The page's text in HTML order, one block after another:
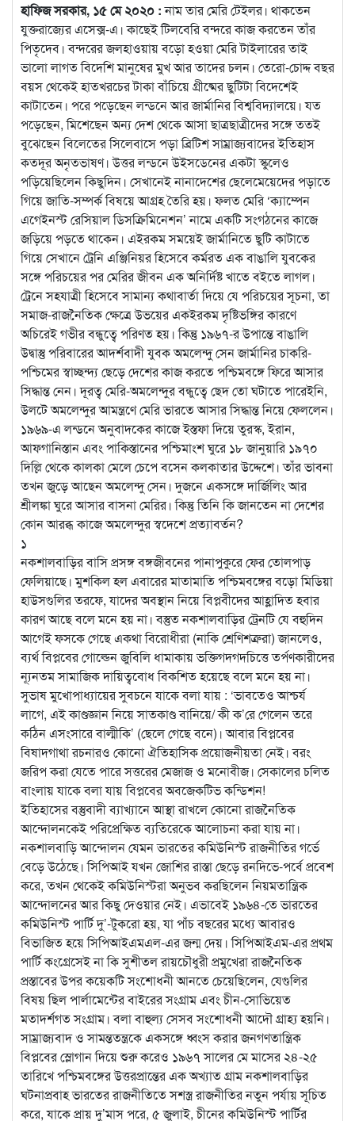
হাফিজ সরকার, ১৫ মে ২০২০ :নাম তার মেরি টেইলর। থাকতেন
যুক্তরাজ্যের এসেক্স-এ। কাছেই টিলবেরি বন্দরে কাজ করতেন তাঁর
পিতৃদেব। বন্দরের জলহাওয়ায় বড়ো হওয়া মেরি টাইলারের তাই
ভালো লাগতবিদেশি মানুষের মুখ আর তাদের চলন। তেরো-চোদ্দ বছর
বয়স থেকেই হাতখরচের টাকা বাঁচিয়ে গ্রীষ্মের ছুটিটা বিদেশেই
কাটাতেন। পরে পড়েছেন লন্ডনে আর জার্মানির বিশ্ববিদ্যালয়ে। যত
পড়েছেন, মিশেছেন অন্য দেশ থেকে আসা ছাত্রছাত্রীদের সঙ্গে ততই
বুঝেছেন বিলেতের সিলেবাসে পড়া ব্রিটিশ সাম্রাজ্যবাদের ইতিহাস
কতদূর অনৃতভাষণ। উত্তর লন্ডনে উইসডেনের একটা স্কুলেও
পড়িয়েছিলেন কিছুদিন। সেখানেই নানাদেশের ছেলেমেয়েদের পড়াতে
গিয়ে জাতি-সম্পর্ক বিষয়ে আগ্রহ তৈরি হয়। ফলত মেরি ‘ক্যাম্পেন
এগেইনস্ট রেসিয়াল ডিসক্রিমিনেশন’ নামে একটি সংগঠনের কাজে
জড়িয়ে পড়তে থাকেন। এইরকম সময়েই জার্মানিতে ছুটি কাটাতে
গিয়ে সেখানে ট্রেনি এঞ্জিনিয়র হিসেবে কর্মরত এক বাঙালি যুবকের
সঙ্গে পরিচয়ের পর মেরির জীবন এক অনির্দিষ্ট খাতে বইতে লাগল।
ট্রেনে সহযাত্রী হিসেবে সামান্য কথাবার্তা দিয়ে যে পরিচয়ের সূচনা, তা
সমাজ-রাজনৈতিক ক্ষেত্রে উভয়ের একইরকম দৃষ্টিভঙ্গির কারণে
অচিরেই গভীর বন্ধুত্বে পরিণত হয়। কিন্তু ১৯৬৭-র উপান্তে বাঙালি
উদ্বাস্তু পরিবারের আদর্শবাদী যুবক অমলেন্দু সেন জার্মানির চাকরি-
পশ্চিমের স্বাচ্ছন্দ্য ছেড়ে দেশের কাজ করতে পশ্চিমবঙ্গে ফিরে আসার
সিদ্ধান্ত নেন। দূরত্ব মেরি-অমলেন্দুর বন্ধুত্বে ছেদ তো ঘটাতে পারেইনি,
উলটে অমলেন্দুর আমন্ত্রণে মেরি ভারতে আসার সিদ্ধান্ত নিয়ে ফেললেন।
১৯৬৯-এ লন্ডনে অনুবাদকের কাজে ইস্তফা দিয়ে তুরস্ক, ইরান,
আফগানিস্তান এবং পাকিস্তানের পশ্চিমাংশ ঘুরে ১৮ জানুয়ারি ১৯৭০
দিল্লি থেকে কালকা মেলে চেপে বসেন কলকাতার উদ্দেশে। তাঁর ভাবনা
তখন জুড়ে আছেন অমলেন্দু সেন। দুজনে একসঙ্গে দার্জিলিং আর
শ্রীলঙ্কা ঘুরে আসার বাসনা মেরির। কিন্তু তিনি কি জানতেন না দেশের
কোন আরব্ধ কাজে অমলেন্দুর স্বদেশে প্রত্যাবর্তন?
১
নকশালবাড়ির বাসি প্রসঙ্গ বঙ্গজীবনের পানাপুকুরে ফের তোলপাড়
ফেলিয়াছে। মুশকিল হল এবারের মাতামাতি পশ্চিমবঙ্গের বড়ো মিডিয়া
হাউসগুলির তরফে, যাদের অবস্থান নিয়ে বিপ্লবীদের আহ্লাদিত হবার
কারণ আছে বলে মনে হয় না। বস্তুত নকশালবাড়ির ট্রেনটি যে বহুদিন
আগেই ফসকে গেছে একথা বিরোধীরা (নাকি শ্রেণিশত্রুরা) জানলেও,
ব্যর্থ বিপ্লবের গোল্ডেন জুবিলি ধামাকায় ভক্তিগদগদচিত্তে তর্পণকারীদের
ন্যূনতম সামাজিক দায়িত্ববোধ বিকশিত হয়েছে বলে মনে হয় না।
সুভাষ মুখোপাধ্যায়ের সুবচনে যাকে বলা যায় : ‘ভাবতেও আশ্চর্য
লাগে, এই কাণ্ডজ্ঞান নিয়ে সাতকাণ্ড বানিয়ে/ কী ক’রে গেলেন তরে
কঠিন এসংসারে বাল্মীকি’ (ছেলে গেছে বনে)। আবার বিপ্লবের
বিষাদগাথা রচনারও কোনো ঐতিহাসিক প্রয়োজনীয়তা নেই। বরং
জরিপ করা যেতে পারে সত্তরের মেজাজ ও মনোবীজ। সেকালের চলিত
বাংলায় যাকে বলা যায় বিপ্লবের অবজেকটিভ কন্ডিশন!
ইতিহাসের বস্তুবাদী ব্যাখ্যানে আস্থা রাখলে কোনো রাজনৈতিক
আন্দোলনকেই পরিপ্রেক্ষিত ব্যতিরেকে আলোচনা করা যায় না।
নকশালবাড়ি আন্দোলন যেমন ভারতের কমিউনিস্ট রাজনীতির গর্ভে
বেড়ে উঠেছে। সিপিআই যখন জোশির রাস্তা ছেড়ে রনদিভে-পর্বে প্রবেশ
করে, তখন থেকেই কমিউনিস্টরা অনুভব করছিলেন নিয়মতান্ত্রিক
আন্দোলনের আর কিছু দেওয়ার নেই। এভাবেই ১৯৬৪-তে ভারতের
কমিউনিস্ট পার্টি দু’-টুকরো হয়, যা পাঁচ বছরের মধ্যে আবারও
বিভাজিত হয়ে সিপিআইএমএল-এর জন্ম দেয়। সিপিআইএম-এর প্রথম
পার্টি কংগ্রেসেই না কি সুশীতল রায়চৌধুরী প্রমুখেরা রাজনৈতিক
প্রস্তাবের উপর কয়েকটি সংশোধনী আনতে চেয়েছিলেন, যেগুলির
বিষয় ছিল পার্লামেন্টের বাইরের সংগ্রাম এবং চীন-সোভিয়েত
মতাদর্শগত সংগ্রাম। বলা বাহুল্য সেসব সংশোধনী আদৌ গ্রাহ্য হয়নি।
সাম্রাজ্যবাদ ও সামন্ততন্ত্রকে একসঙ্গে ধ্বংস করার জনগণতান্ত্রিক
বিপ্লবের স্লোগান দিয়ে শুরু করেও ১৯৬৭ সালের মে মাসের ২৪-২৫
তারিখে পশ্চিমবঙ্গের উত্তরপ্রান্তের এক অখ্যাত গ্রাম নকশালবাড়ির
ঘটনাপ্রবাহ ভারতের রাজনীতিতে সশস্ত্র রাজনীতির নতুন পর্যায় সূচিত
করে, যাকে প্রায় দু’মাস পরে, ৫ জুলাই, চীনের কমিউনিস্ট পার্টির